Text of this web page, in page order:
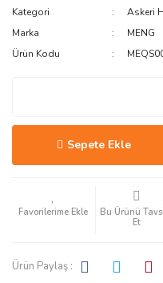
Kategori
Askeri
Marka
MENG
Ürün Kodu
Sepete Ekle
Bu Ürünü
Et
Ürün Paylaş :